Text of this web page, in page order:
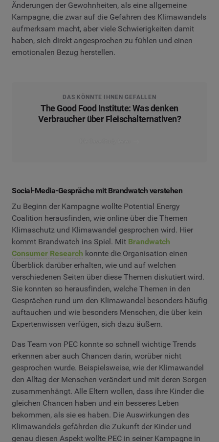
Änderungen der Gewohnheiten, als eine allgemeine
Kampagne, die zwar auf die Gefahren des Klimawandels
aufmerksam macht, aber viele Schwierigkeiten damit
haben, sich direkt angesprochen zu fühlen und einen
emotionalen Bezug herstellen.
DAS KÖNNTE IHNEN GEFALLEN
The Good Food Institute: Was denken
Verbraucher über Fleischalternativen?
Social-Media-Gespräche mit Brandwatch verstehen
Zu Beginn der Kampagne wollte Potential Energy
Coalition herausfinden, wie online über die Themen
Klimaschutz und Klimawandel gesprochen wird. Hier
kommt Brandwatch ins Spiel. Mit Brandwatch
Consumer Research konnte die Organisation einen
Überblick darüber erhalten, wie und auf welchen
verschiedenen Seiten über diese Themen diskutiert wird.
Sie konnten so herausfinden, welche Themen in den
Gesprächen rund um den Klimawandel besonders häufig
auftauchen und wie besonders Menschen, die über kein
Expertenwissen verfügen, sich dazu äußern.
Das Team von PEC konnte so schnell wichtige Trends
erkennen aber auch Chancen darin, worüber nicht
gesprochen wurde. Beispielsweise, wie der Klimawandel
den Alltag der Menschen verändert und mit deren Sorgen
zusammenhängt. Alle Eltern wollen, dass ihre Kinder die
gleichen Chancen haben und ein besseres Leben
bekommen, als sie es haben. Die Auswirkungen des
Klimawandels gefährden die Zukunft der Kinder und
genau diesen Aspekt wollte PEC in seiner Kampagne in